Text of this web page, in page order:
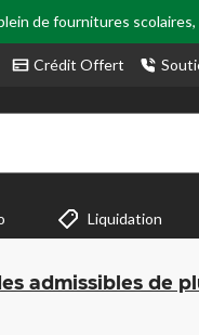
de fournitures
Crédit Offert
Liquidation
admissibles de